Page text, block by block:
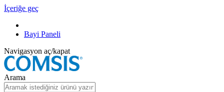
İçeriğe geç
Bayi Paneli
Navigasyon aç/kapat
Arama